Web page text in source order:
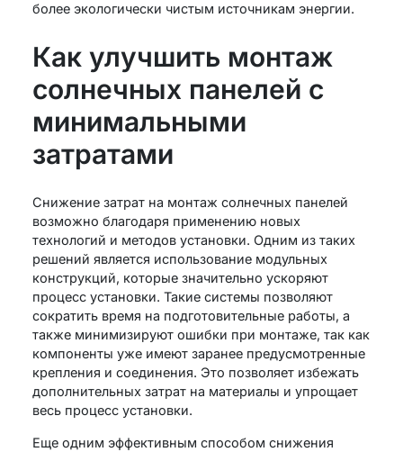
более экологически чистым источникам энергии.
Как улучшить монтаж
солнечных панелей с
минимальными
затратами
Снижение затрат на монтаж солнечных панелей
возможно благодаря применению новых
технологий и методов установки. Одним из таких
решений является использование модульных
конструкций, которые значительно ускоряют
процесс установки. Такие системы позволяют
сократить время на подготовительные работы, а
также минимизируют ошибки при монтаже, так как
компоненты уже имеют заранее предусмотренные
крепления и соединения. Это позволяет избежать
дополнительных затрат на материалы и упрощает
весь процесс установки.
Еще одним эффективным способом снижения